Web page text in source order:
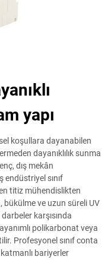
yapı
koşullara dayanabilen
dayanıklılık sunma
dış mekân
endüstriyel sınıf
titiz mühendislikten
bükülme ve uzun süreli UV
karşısında
polikarbonat veya
Profesyonel sınıf conta
bariyerler